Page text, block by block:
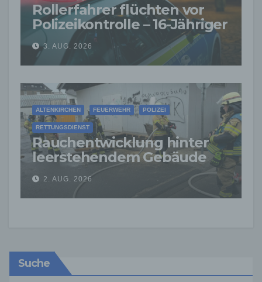
Rollerfahrer flüchten vor
Polizeikontrolle – 16-Jähriger
nach Verfolgung gestoppt
3. AUG. 2026
ALTENKIRCHEN FEUERWEHR POLIZEI
RETTUNGSDIENST
Rauchentwicklung hinter
leerstehendem Gebäude
sorgt für Feuerwehreinsatz
2. AUG. 2026
Suche